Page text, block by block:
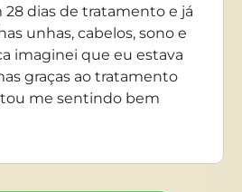
28 dias de tratamento e já
unhas, cabelos, sono e
imaginei que eu estava
graças ao tratamento
me sentindo bem